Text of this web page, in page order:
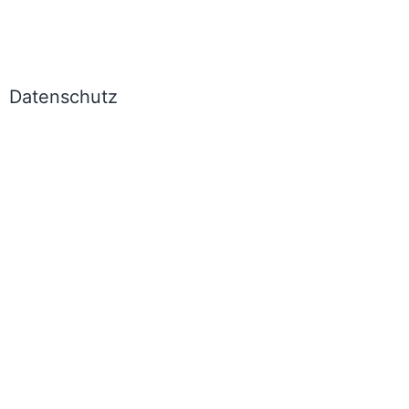
Datenschutz